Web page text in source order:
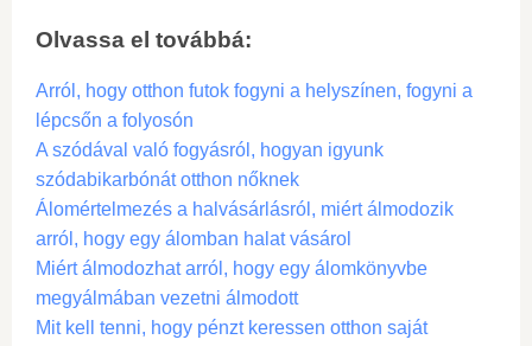
Olvassa el továbbá:
Arról, hogy otthon futok fogyni a helyszínen, fogyni a
lépcsőn a folyosón
A szódával való fogyásról, hogyan igyunk
szódabikarbónát otthon nőknek
Álomértelmezés a halvásárlásról, miért álmodozik
arról, hogy egy álomban halat vásárol
Miért álmodozhat arról, hogy egy álomkönyvbe
megyálmában vezetni álmodott
Mit kell tenni, hogy pénzt keressen otthon saját